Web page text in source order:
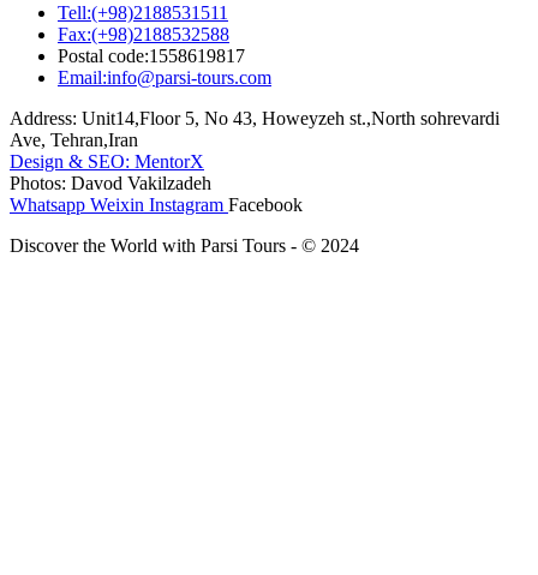
Tell:(+98)2188531511
Fax:(+98)2188532588
Postal code:1558619817
Email:info@parsi-tours.com
Address: Unit14,Floor 5, No 43, Howeyzeh st.,North sohrevardi
Ave, Tehran,Iran
Design & SEO: MentorX
Photos: Davod Vakilzadeh
Whatsapp Weixin Instagram Facebook
Discover the World with Parsi Tours - © 2024